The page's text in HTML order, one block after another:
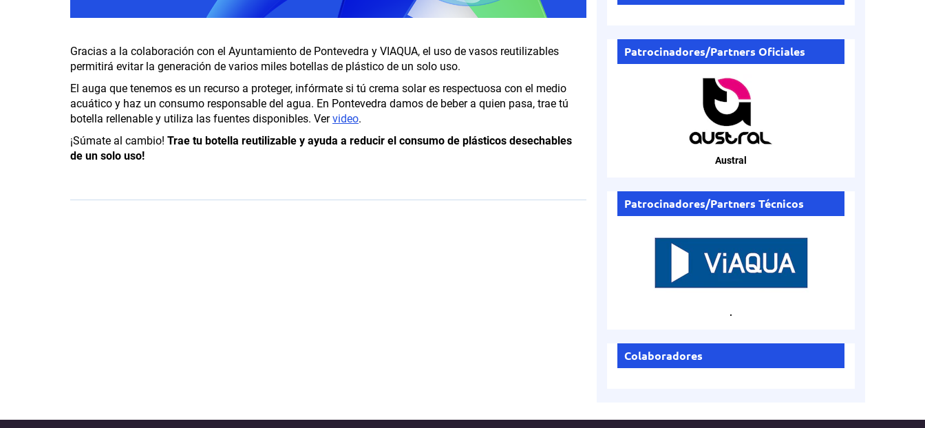
Gracias a la colaboración con el Ayuntamiento de Pontevedra y VIAQUA, el uso de vasos reutilizables
permitirá evitar la generación de varios miles botellas de plástico de un solo uso.
El auga que tenemos es un recurso a proteger, infórmate si tú crema solar es respectuosa con el medio
acuático y haz un consumo responsable del agua. En Pontevedra damos de beber a quien pasa, trae tú
botella rellenable y utiliza las fuentes disponibles. Vervideo.
¡Súmate al cambio! Trae tu botella reutilizable y ayuda a reducir el consumo de plásticos desechables
de un solo uso!
Patrocinadores/Partners Oficiales
Austral
Patrocinadores/Partners Técnicos
.
Colaboradores